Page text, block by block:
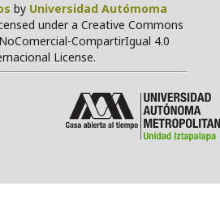
by Universidad Autómoma
under a Creative Commons
CompartirIgual 4.0
License.